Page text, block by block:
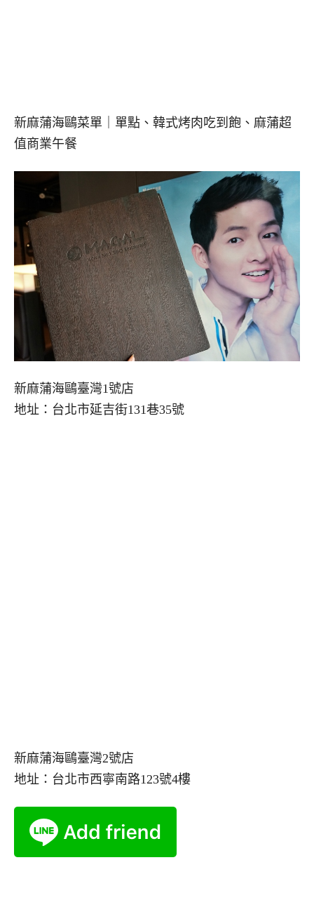
新麻蒲海鷗菜單｜單點、韓式烤肉吃到飽、麻蒲超
值商業午餐
新麻蒲海鷗臺灣1號店
地址：台北市延吉街131巷35號
新麻蒲海鷗臺灣2號店
地址：台北市西寧南路123號4樓